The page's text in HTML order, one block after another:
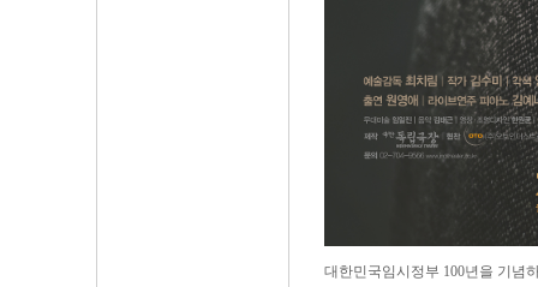
대한민국임시정부 100년을 기념